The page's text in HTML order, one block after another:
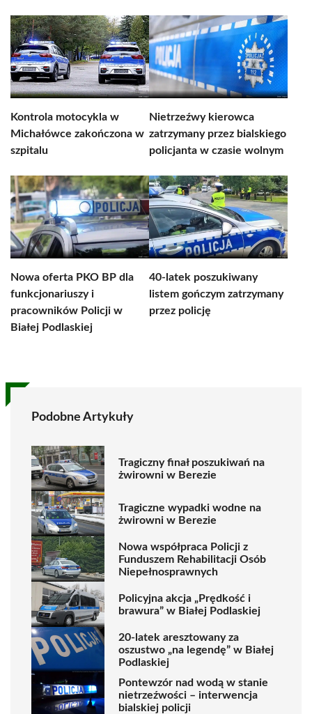
Kontrola motocykla w
Michałówce zakończona w
szpitalu
Nietrzeźwy kierowca
zatrzymany przez bialskiego
policjanta w czasie wolnym
Nowa oferta PKO BP dla
funkcjonariuszy i
pracowników Policji w
Białej Podlaskiej
40-latek poszukiwany
listem gończym zatrzymany
przez policję
Podobne Artykuły
Tragiczny finał poszukiwań na
żwirowni w Berezie
Tragiczne wypadki wodne na
żwirowni w Berezie
Nowa współpraca Policji z
Funduszem Rehabilitacji Osób
Niepełnosprawnych
Policyjna akcja „Prędkość i
brawura” w Białej Podlaskiej
20-latek aresztowany za
oszustwo „na legendę” w Białej
Podlaskiej
Pontewzór nad wodą w stanie
nietrzeźwości – interwencja
bialskiej policji